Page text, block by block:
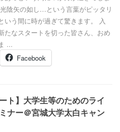
陰矢の如し…という言葉がピッタリ
いう間に時が過ぎて驚きます。 入
たなスタートを切った皆さん、おめ
...
Facebook
ト】大学生等のためのライ
ナー＠宮城大学太白キャン